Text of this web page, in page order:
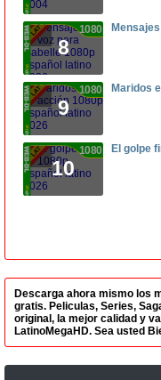
8
1080p
9
1080p Maridos
10
1080p El golpe
Descarga ahora mismo los
gratis. Peliculas, Series,
original, la mejor calidad y
LatinoMegaHD. Sea usted